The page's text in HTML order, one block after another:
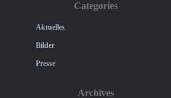
Categories
Aktuelles
Bilder
Presse
Archives